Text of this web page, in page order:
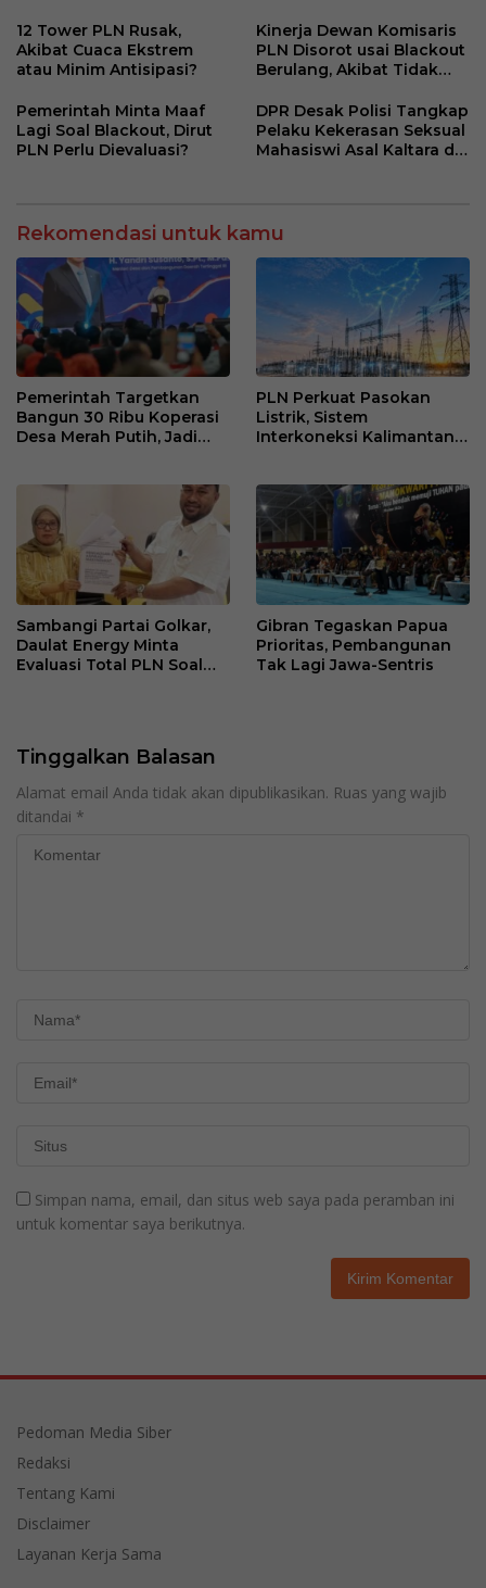
Perempuan Adat
12 Tower PLN Rusak,
Akibat Cuaca Ekstrem
atau Minim Antisipasi?
Kinerja Dewan Komisaris
PLN Disorot usai Blackout
Berulang, Akibat Tidak
Pemerintah Minta Maaf
Lagi Soal Blackout, Dirut
PLN Perlu Dievaluasi?
DPR Desak Polisi Tangkap
Pelaku Kekerasan Seksual
Mahasiswi Asal Kaltara di
Rekomendasi untuk kamu
Pemerintah Targetkan
Bangun 30 Ribu Koperasi
Desa Merah Putih, Jadi
PLN Perkuat Pasokan
Listrik, Sistem
Interkoneksi Kalimantan
Sambangi Partai Golkar,
Daulat Energy Minta
Evaluasi Total PLN Soal
Gibran Tegaskan Papua
Prioritas, Pembangunan
Tak Lagi Jawa-Sentris
Tinggalkan Balasan
Alamat email Anda tidak akan dipublikasikan. Ruas yang wajib
ditandai *
Simpan nama, email, dan situs web saya pada peramban ini
untuk komentar saya berikutnya.
Pedoman Media Siber
Redaksi
Tentang Kami
Disclaimer
Layanan Kerja Sama